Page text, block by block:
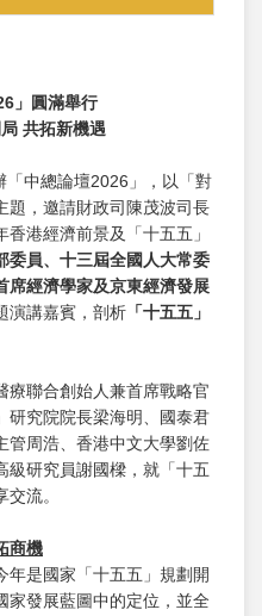
6 」圓滿舉行
共拓新機遇
中總論壇2026」，以「對
題，邀請財政司陳茂波司長
港經濟前景及「十五五」
委員、十三屆全國人大常委
席經濟學家及京東經濟發展
演講嘉賓，剖析 「十五五」
療聯合創始人兼首席戰略官
研究院院長梁海明、國泰君
管周浩、香港中文大學劉佐
級研究員謝國樑，就「十五
流。
商機
年是國家「十五五」規劃開
家發展藍圖中的定位，並全